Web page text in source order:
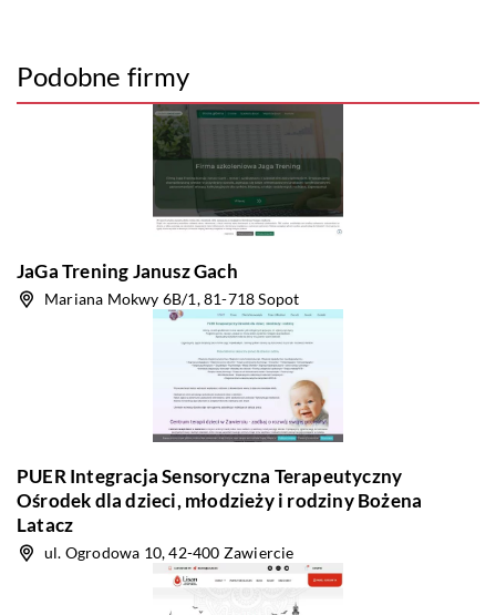
Podobne firmy
JaGa Trening Janusz Gach
Mariana Mokwy 6B/1, 81-718 Sopot
PUER Integracja Sensoryczna Terapeutyczny
Ośrodek dla dzieci, młodzieży i rodziny Bożena
Latacz
ul. Ogrodowa 10, 42-400 Zawiercie